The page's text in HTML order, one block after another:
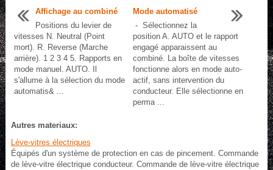
Affichage au combiné
Positions du levier de
vitesses N. Neutral (Point
mort). R. Reverse (Marche
arrière). 1 2 3 4 5. Rapports en
mode manuel. AUTO. Il
s'allume à la sélection du mode
automatis& ...
Mode automatisé
- Sélectionnez la
position A. AUTO et le rapport
engagé apparaissent au
combiné. La boîte de vitesses
fonctionne alors en mode auto-
actif, sans intervention du
conducteur. Elle sélectionne en
perma ...
Autres materiaux:
Lève-vitres électriques
Équipés d'un système de protection en cas de pincement. Commande
de lève-vitre électrique conducteur. Commande de lève-vitre électrique